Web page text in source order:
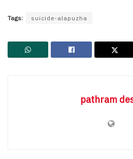
Tags: suicide-alapuzha
pathram